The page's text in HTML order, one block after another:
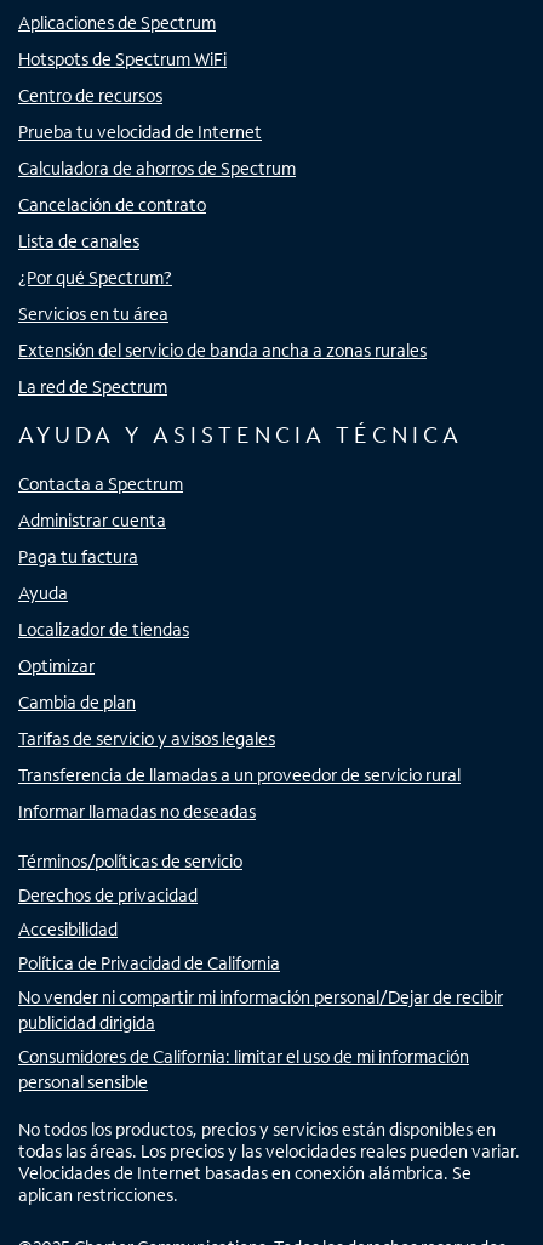
Aplicaciones de Spectrum
Hotspots de Spectrum WiFi
Centro de recursos
Prueba tu velocidad de Internet
Calculadora de ahorros de Spectrum
Cancelación de contrato
Lista de canales
¿Por qué Spectrum?
Servicios en tu área
Extensión del servicio de banda ancha a zonas rurales
La red de Spectrum
AYUDA Y ASISTENCIA TÉCNICA
Contacta a Spectrum
Administrar cuenta
Paga tu factura
Ayuda
Localizador de tiendas
Optimizar
Cambia de plan
Tarifas de servicio y avisos legales
Transferencia de llamadas a un proveedor de servicio rural
Informar llamadas no deseadas
Términos/políticas de servicio
Derechos de privacidad
Accesibilidad
Política de Privacidad de California
No vender ni compartir mi información personal/Dejar de recibir
publicidad dirigida
Consumidores de California: limitar el uso de mi información
personal sensible
No todos los productos, precios y servicios están disponibles en
todas las áreas. Los precios y las velocidades reales pueden variar.
Velocidades de Internet basadas en conexión alámbrica. Se
aplican restricciones.